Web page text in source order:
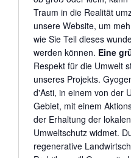
Traum in die Realität
unsere Website, um
wie Sie Teil dieses
werden können. Eine
Respekt für die Umwelt
unseres Projekts.
d'Asti, in einem von der
Gebiet, mit einem
der Erhaltung der
Umweltschutz widmet.
regenerative